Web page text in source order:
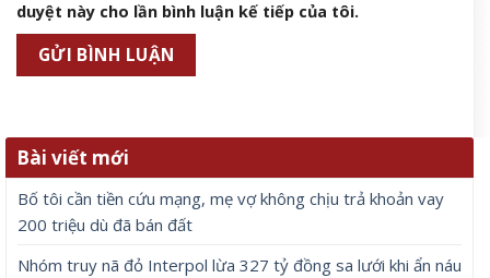
duyệt này cho lần bình luận kế tiếp của tôi.
Bài viết mới
Bố tôi cần tiền cứu mạng, mẹ vợ không chịu trả khoản vay
200 triệu dù đã bán đất
Nhóm truy nã đỏ Interpol lừa 327 tỷ đồng sa lưới khi ẩn náu